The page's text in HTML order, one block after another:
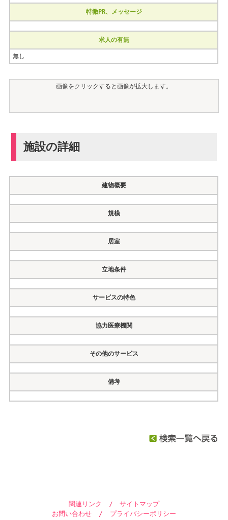
特徴PR、メッセージ
求人の有無
無し
画像をクリックすると画像が拡大します。
施設の詳細
建物概要
規模
居室
立地条件
サービスの特色
協力医療機関
その他のサービス
備考
関連リンク /
サイトマップ
お問い合わせ
/ プライバシーポリシー